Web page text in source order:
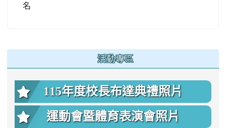
名
活動專區
115年度校長布達典禮照片
運動會暨體育表演會照片